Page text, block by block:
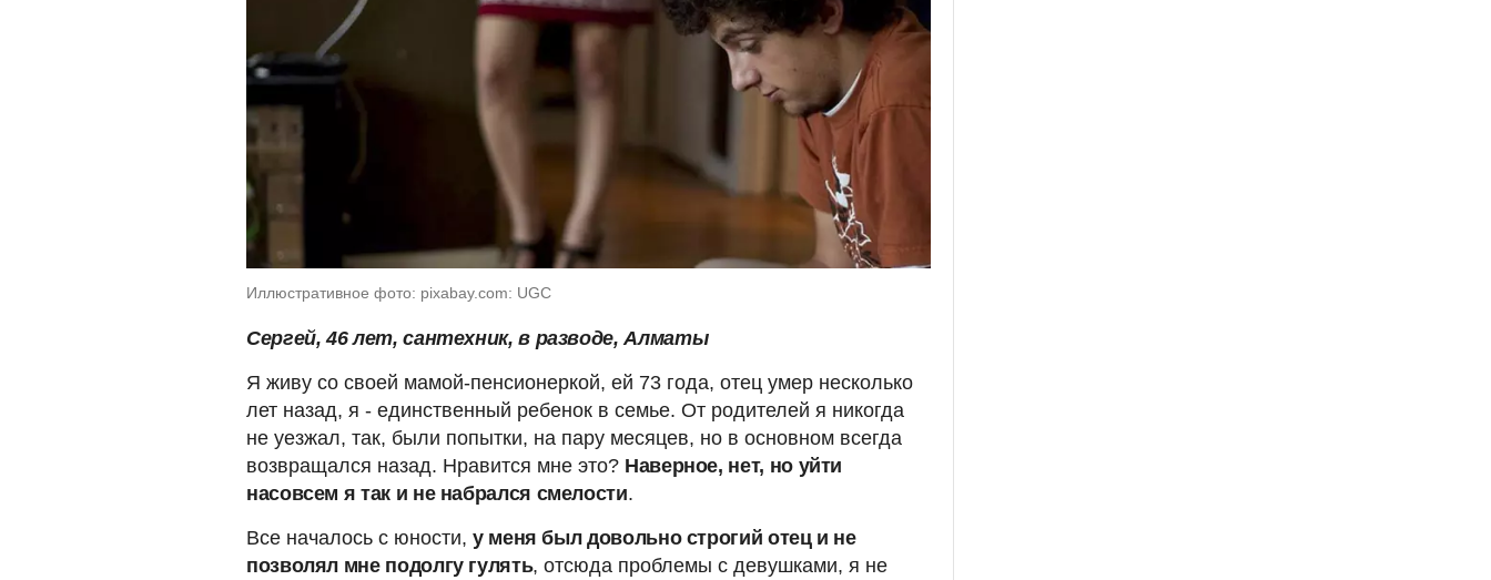
Иллюстративное фото: pixabay.com: UGC
Сергей, 46 лет, сантехник, в разводе, Алматы
Я живу со своей мамой-пенсионеркой, ей 73 года, отец умер несколько
лет назад, я - единственный ребенок в семье. От родителей я никогда
не уезжал, так, были попытки, на пару месяцев, но в основном всегда
возвращался назад. Нравится мне это? Наверное, нет, но уйти
насовсем я так и не набрался смелости.
Все началось с юности, у меня был довольно строгий отец и не
позволял мне подолгу гулять, отсюда проблемы с девушками, я не